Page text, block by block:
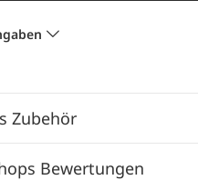
Zubehör
Bewertungen